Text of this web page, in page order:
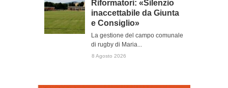
Riformatori: «Silenzio
inaccettabile da Giunta
e Consiglio»
La gestione del campo comunale
di rugby di Maria...
8 Agosto 2026